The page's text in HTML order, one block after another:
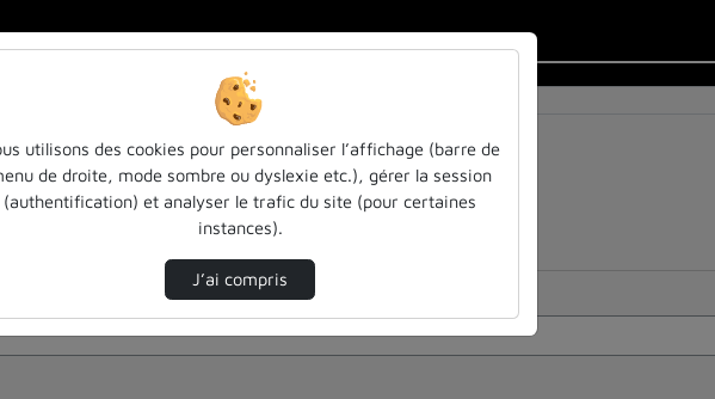
utilisons des cookies pour personnaliser l’affichage (barre de
de droite, mode sombre ou dyslexie etc.), gérer la session
(authentification) et analyser le trafic du site (pour certaines
instances).
J’ai compris